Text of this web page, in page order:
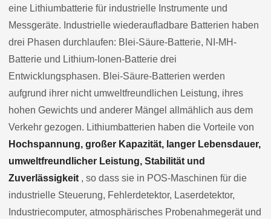
eine Lithiumbatterie für industrielle Instrumente und
Messgeräte. Industrielle wiederaufladbare Batterien haben
drei Phasen durchlaufen: Blei-Säure-Batterie, NI-MH-
Batterie und Lithium-Ionen-Batterie drei
Entwicklungsphasen. Blei-Säure-Batterien werden
aufgrund ihrer nicht umweltfreundlichen Leistung, ihres
hohen Gewichts und anderer Mängel allmählich aus dem
Verkehr gezogen. Lithiumbatterien haben die Vorteile von
Hochspannung, großer Kapazität, langer Lebensdauer,
umweltfreundlicher Leistung, Stabilität und
Zuverlässigkeit , so dass sie in POS-Maschinen für die
industrielle Steuerung, Fehlerdetektor, Laserdetektor,
Industriecomputer, atmosphärisches Probenahmegerät und